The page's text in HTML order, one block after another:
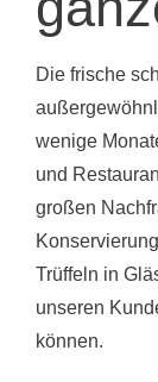
wenige
und
großen
Trüffeln in
unseren
können.